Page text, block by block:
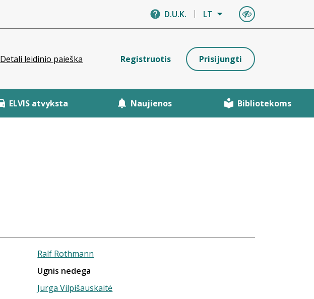
D.U.K. LT
Detali leidinio paieška Registruotis Prisijungti
ELVIS atvyksta Naujienos Bibliotekoms
Ralf Rothmann
Ugnis nedega
Jurga Vilpišauskaitė